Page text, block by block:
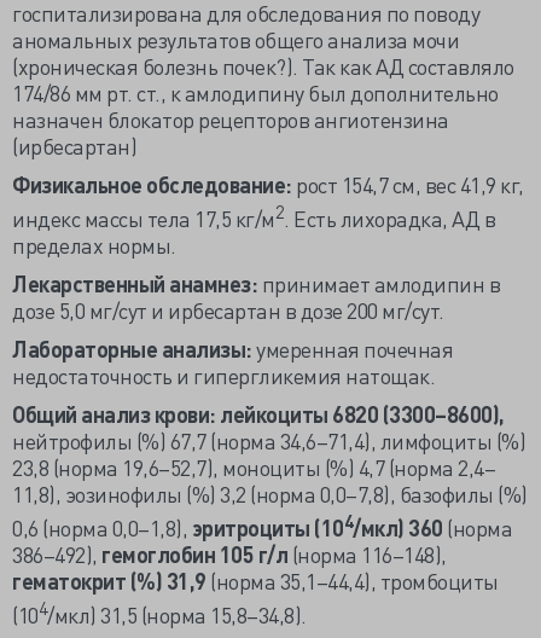
госпитализирована для обследования по поводу
аномальных результатов общего анализа мочи
(хроническая болезнь почек?). Так как АД составляло
174/86 мм рт. ст., к амлодипину был дополнительно
назначен блокатор рецепторов ангиотензина
(ирбесартан)
Физикальное обследование: рост 154,7 см, вес 41,9 кг,
индекс массы тела 17,5 кг/м2 . Есть лихорадка, АД в
пределах нормы.
Лекарственный анамнез: принимает амлодипин в
дозе 5,0 мг/сут и ирбесартан в дозе 200 мг/сут.
Лабораторные анализы:умеренная почечная
недостаточность и гипергликемия натощак.
Общий анализ крови: лейкоциты 6820 (3300–8600),
нейтрофилы (%) 67,7 (норма 34,6–71,4), лимфоциты (%)
23,8 (норма 19,6–52,7), моноциты (%) 4,7 (норма 2,4–
11,8), эозинофилы (%) 3,2 (норма 0,0–7,8), базофилы (%)
0,6 (норма 0,0–1,8), эритроциты (104/мкл) 360 (норма
386–492), гемоглобин 105 г/л (норма 116–148),
гематокрит (%) 31,9 (норма 35,1–44,4), тромбоциты
(104/мкл) 31,5 (норма 15,8–34,8).